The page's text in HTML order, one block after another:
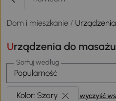
Dom i mieszkanie /
Urządzenia do
Sortuj według
Popularność
Kolor: Szary wyczyść